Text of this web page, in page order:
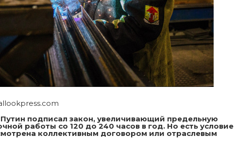
подписал закон, увеличивающий предельную
работы со 120 до 240 часов в год. Но есть условие
коллективным договором или отраслевым